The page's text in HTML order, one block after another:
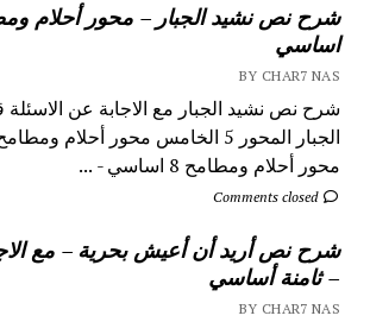
شرح نص نشيد الجبار – محور أحلام
اساسي
BY CHAR7 NAS
شرح نص نشيد الجبار مع الاجابة عن
الجبار المحور 5 الخامس محور
محور أحلام ومطامح 8 اساسي - ...
Comments closed
شرح نص أريد أن أعيش بحرية – مع
– ثامنة أساسي
BY CHAR7 NAS